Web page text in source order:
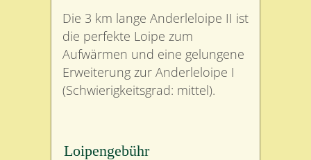
Die 3 km lange Anderleloipe II ist
die perfekte Loipe zum
Aufwärmen und eine gelungene
Erweiterung zur Anderleloipe I
(Schwierigkeitsgrad: mittel).
Loipengebühr